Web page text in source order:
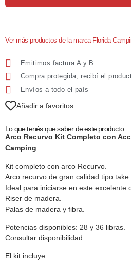
Ver más productos de la marca Florida
Emitimos factura A y B
Compra protegida, recibí el
Envíos a todo el país
Añadir a favoritos
Lo que tenés que saber de este producto…
Arco Recurvo Kit Completo con
Camping
Kit completo con arco Recurvo.
Arco recurvo de gran calidad tipo take
Ideal para iniciarse en este excelente
Riser de madera.
Palas de madera y fibra.
Potencias disponibles: 28 y 36 libras.
Consultar disponibilidad.
El kit incluye: